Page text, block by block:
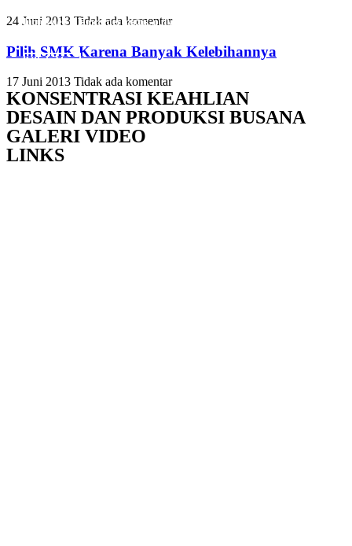
luctus nec ullamcorper mattis, pulvinar dapibus leo.
Click Here
luctus nec ullamcorper mattis, pulvinar dapibus leo.
Click Here
luctus nec ullamcorper mattis, pulvinar dapibus leo.
Click Here
24 Juni 2013 Tidak ada komentar
Pilih SMK Karena Banyak Kelebihannya
17 Juni 2013 Tidak ada komentar
KONSENTRASI KEAHLIAN
DESAIN DAN PRODUKSI BUSANA
GALERI VIDEO
LINKS